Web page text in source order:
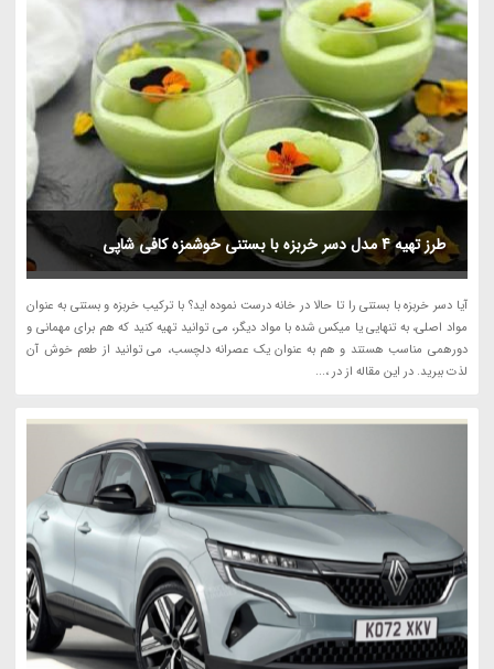
طرز تهیه 4 مدل دسر خربزه با بستنی خوشمزه کافی شاپی
آیا دسر خربزه با بستنی را تا حالا در خانه درست نموده اید؟ با ترکیب خربزه و بستنی به عنوان
مواد اصلی، به تنهایی یا میکس شده با مواد دیگر، می توانید تهیه کنید که هم برای مهمانی و
دورهمی مناسب هستند و هم به عنوان یک عصرانه دلچسب، می توانید از طعم خوش آن
لذت ببرید. در این مقاله از در ،...